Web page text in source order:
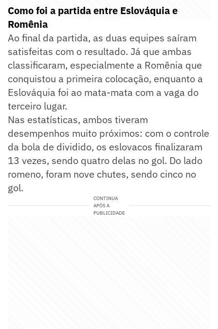
Como foi a partida entre Eslováquia e
Romênia
Ao final da partida, as duas equipes saíram
satisfeitas com o resultado. Já que ambas
classificaram, especialmente a Romênia que
conquistou a primeira colocação, enquanto a
Eslováquia foi ao mata-mata com a vaga do
terceiro lugar.
Nas estatísticas, ambos tiveram
desempenhos muito próximos: com o controle
da bola de dividido, os eslovacos finalizaram
13 vezes, sendo quatro delas no gol. Do lado
romeno, foram nove chutes, sendo cinco no
gol.
CONTINUA
APÓS A
PUBLICIDADE